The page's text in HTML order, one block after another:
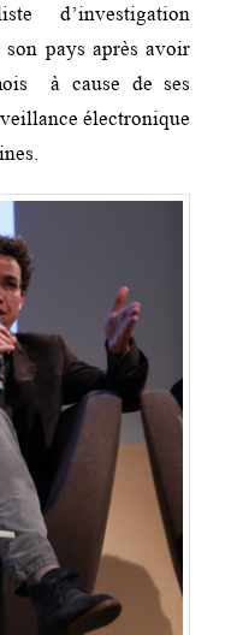
d’investigation
pays après avoir
à cause de ses
électronique